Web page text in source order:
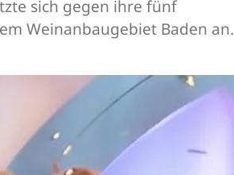
sich gegen ihre fünf
Weinanbaugebiet Baden an.